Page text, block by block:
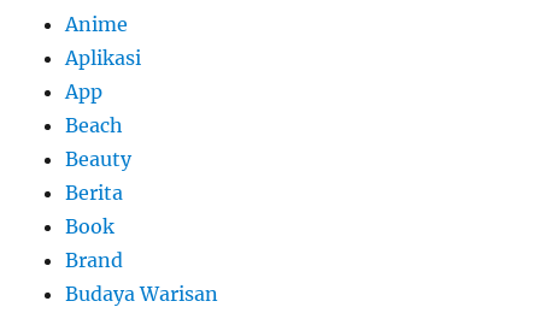
Anime
Aplikasi
App
Beach
Beauty
Berita
Book
Brand
Budaya Warisan